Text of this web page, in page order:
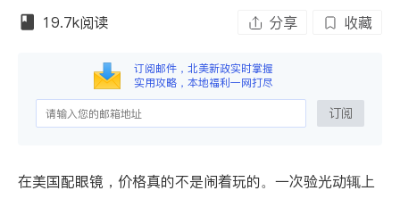
19.7k阅读 分享 收藏
订阅邮件，北美新政实时掌握
实用攻略，本地福利一网打尽
订阅
在美国配眼镜，价格真的不是闹着玩的。一次验光动辄上